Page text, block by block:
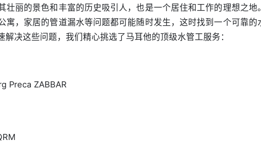
壮丽的景色和丰富的历史吸引人，也是一个居住和工作的理想之地
寓，家居的管道漏水等问题都可能随时发生，这时找到一个可靠的
决这些问题，我们精心挑选了马耳他的顶级水管工服务：
Preca ZABBAR